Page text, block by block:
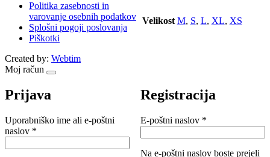
Velikost M, S, L, XL, XS
Politika zasebnosti in
varovanje osebnih podatkov
Splošni pogoji poslovanja
Piškotki
Created by: Webtim
Moj račun
Prijava
Uporabniško ime ali e-poštni
naslov *
Registracija
E-poštni naslov *Zahtevano
Na e-poštni naslov boste prejeli